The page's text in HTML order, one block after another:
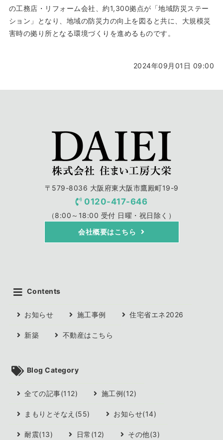
の工務店・リフォーム会社、約1,300拠点が「地域防災ステー
ション」となり、地域の防災力の向上を図ると共に、大規模災
害時の拠り所となる環境づくりを進めるものです。
2024年09月01日 09:00
〒579-8036 大阪府東大阪市鷹殿町19-9
0120-417-646
（8:00～18:00 受付 日曜・祝日除く）
会社概要はこちら
Contents
お知らせ 施工事例 住宅省エネ2026
新築 不動産はこちら
Blog Category
全ての記事(112) 施工例(12)
まもりとそなえ(55) お知らせ(14)
耐震(13) 日常(12) その他(3)